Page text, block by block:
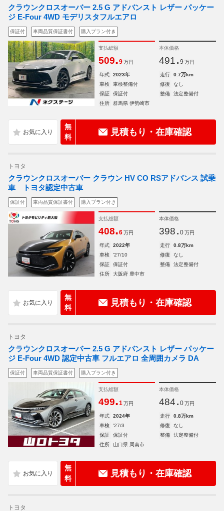
クラウンクロスオーバー 2.5 G アドバンスト レザー パッケー
ジ E-Four 4WD モデリスタフルエアロ
保証付 車両品質保証書付 購入プラン付き
支払総額
509.9 万円
本体価格
491. 9 万円
年式 2023年 走行
0.7万km
車検
車検整備付 修復
なし
保証
保証付 整備
法定整備付
住所
群馬県 伊勢崎市
無
料
見積もり・在庫確認
トヨタ
クラウンクロスオーバー クラウン HV CO RSアドバンス 試乗
車 トヨタ認定中古車
保証付 車両品質保証書付 購入プラン付き
支払総額
408.6 万円
本体価格
398. 0 万円
年式 2022年 走行
0.8万km
車検
'27/10 修復
なし
保証
保証付 整備
法定整備付
住所
大阪府 豊中市
無
料
見積もり・在庫確認
トヨタ
クラウンクロスオーバー 2.5 G アドバンスト レザー パッケー
ジ E-Four 4WD 認定中古車 フルエアロ 全周囲カメラ DA
保証付 車両品質保証書付 購入プラン付き
支払総額
499.1 万円
本体価格
484. 0 万円
年式 2024年 走行
0.8万km
車検
'27/3 修復
なし
保証
保証付 整備
法定整備付
住所
山口県 周南市
無
料
見積もり・在庫確認
トヨタ